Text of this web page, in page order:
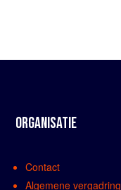
ORGANISATIE
Contact
Algemene vergadring